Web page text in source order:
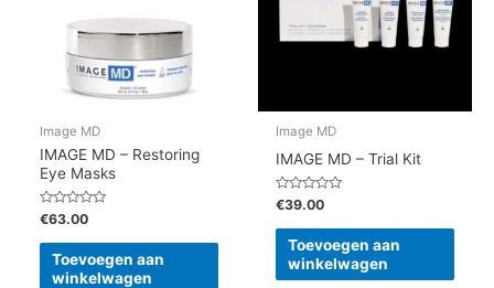
Image MD
IMAGE MD – Restoring
Eye Masks
Gewaardeerd
0
uit
€63.00
Toevoegen aan
winkelwagen
Image MD
IMAGE MD – Trial Kit
Gewaardeerd
0
uit
€39.00
Toevoegen aan
winkelwagen